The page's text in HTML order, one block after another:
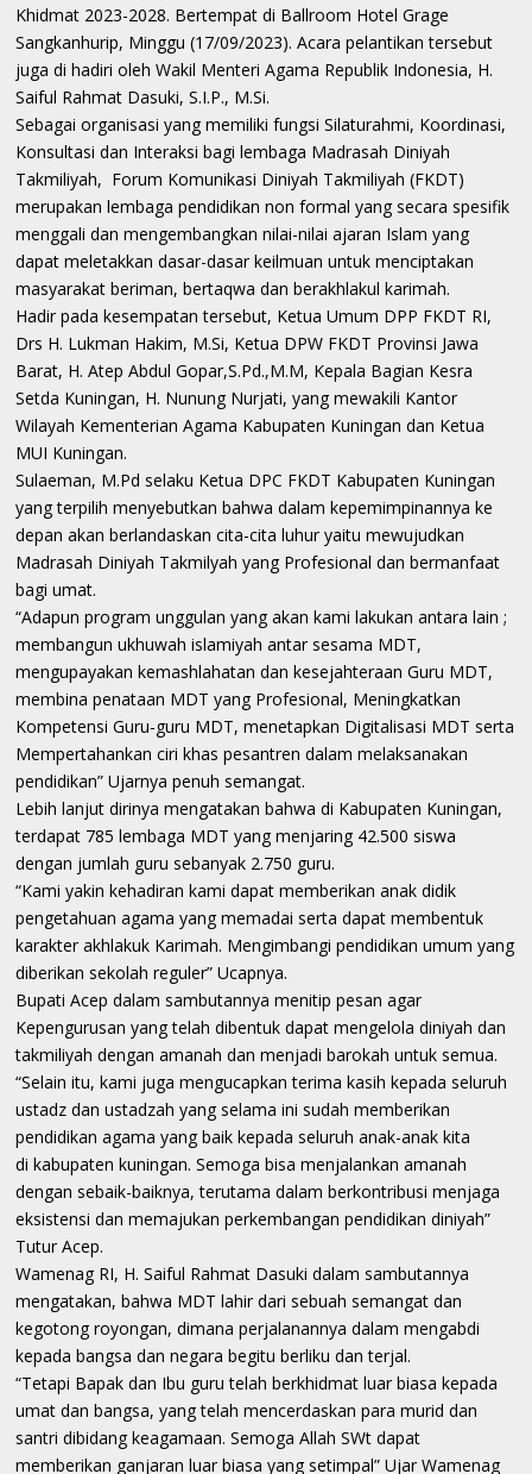
Khidmat 2023-2028. Bertempat di Ballroom Hotel Grage
Sangkanhurip, Minggu (17/09/2023). Acara pelantikan tersebut
juga di hadiri oleh Wakil Menteri Agama Republik Indonesia, H.
Saiful Rahmat Dasuki, S.I.P., M.Si.
Sebagai organisasi yang memiliki fungsi Silaturahmi, Koordinasi,
Konsultasi dan Interaksi bagi lembaga Madrasah Diniyah
Takmiliyah, Forum Komunikasi Diniyah Takmiliyah (FKDT)
merupakan lembaga pendidikan non formal yang secara spesifik
menggali dan mengembangkan nilai-nilai ajaran Islam yang
dapat meletakkan dasar-dasar keilmuan untuk menciptakan
masyarakat beriman, bertaqwa dan berakhlakul karimah.
Hadir pada kesempatan tersebut, Ketua Umum DPP FKDT RI,
Drs H. Lukman Hakim, M.Si, Ketua DPW FKDT Provinsi Jawa
Barat, H. Atep Abdul Gopar,S.Pd.,M.M, Kepala Bagian Kesra
Setda Kuningan, H. Nunung Nurjati, yang mewakili Kantor
Wilayah Kementerian Agama Kabupaten Kuningan dan Ketua
MUI Kuningan.
Sulaeman, M.Pd selaku Ketua DPC FKDT Kabupaten Kuningan
yang terpilih menyebutkan bahwa dalam kepemimpinannya ke
depan akan berlandaskan cita-cita luhur yaitu mewujudkan
Madrasah Diniyah Takmilyah yang Profesional dan bermanfaat
bagi umat.
“Adapun program unggulan yang akan kami lakukan antara lain ;
membangun ukhuwah islamiyah antar sesama MDT,
mengupayakan kemashlahatan dan kesejahteraan Guru MDT,
membina penataan MDT yang Profesional, Meningkatkan
Kompetensi Guru-guru MDT, menetapkan Digitalisasi MDT serta
Mempertahankan ciri khas pesantren dalam melaksanakan
pendidikan” Ujarnya penuh semangat.
Lebih lanjut dirinya mengatakan bahwa di Kabupaten Kuningan,
terdapat 785 lembaga MDT yang menjaring 42.500 siswa
dengan jumlah guru sebanyak 2.750 guru.
“Kami yakin kehadiran kami dapat memberikan anak didik
pengetahuan agama yang memadai serta dapat membentuk
karakter akhlakuk Karimah. Mengimbangi pendidikan umum yang
diberikan sekolah reguler” Ucapnya.
Bupati Acep dalam sambutannya menitip pesan agar
Kepengurusan yang telah dibentuk dapat mengelola diniyah dan
takmiliyah dengan amanah dan menjadi barokah untuk semua.
“Selain itu, kami juga mengucapkan terima kasih kepada seluruh
ustadz dan ustadzah yang selama ini sudah memberikan
pendidikan agama yang baik kepada seluruh anak-anak kita
di kabupaten kuningan. Semoga bisa menjalankan amanah
dengan sebaik-baiknya, terutama dalam berkontribusi menjaga
eksistensi dan memajukan perkembangan pendidikan diniyah”
Tutur Acep.
Wamenag RI, H. Saiful Rahmat Dasuki dalam sambutannya
mengatakan, bahwa MDT lahir dari sebuah semangat dan
kegotong royongan, dimana perjalanannya dalam mengabdi
kepada bangsa dan negara begitu berliku dan terjal.
“Tetapi Bapak dan Ibu guru telah berkhidmat luar biasa kepada
umat dan bangsa, yang telah mencerdaskan para murid dan
santri dibidang keagamaan. Semoga Allah SWt dapat
memberikan ganjaran luar biasa yang setimpal” Ujar Wamenag